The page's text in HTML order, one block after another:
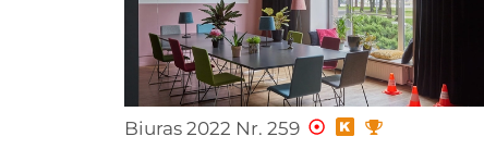
Biuras 2022 Nr. 259